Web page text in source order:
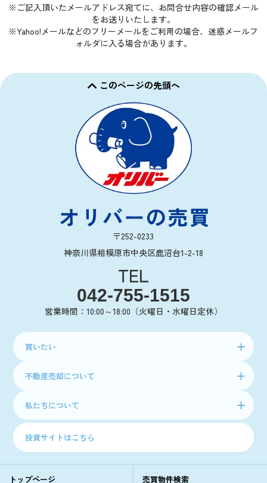
※ご記入頂いたメールアドレス宛てに、お問合せ内容の確認メール
をお送りいたします。
※Yahoo!メールなどのフリーメールをご利用の場合、迷惑メールフ
ォルダに入る場合があります。
このページの先頭へ
〒252-0233
神奈川県相模原市中央区鹿沼台1-2-18
TEL
042-755-1515
営業時間：10:00～18:00（火曜日・水曜日定休）
買いたい
不動産売却について
私たちについて
投資サイトはこちら
トップページ 売買物件検索